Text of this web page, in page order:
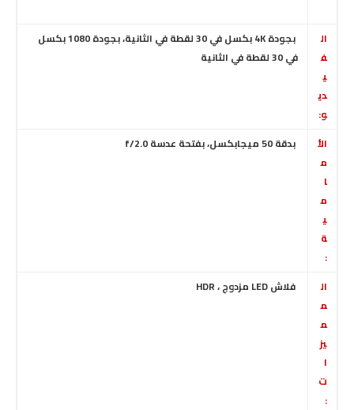
ال
ف
ي
دي
و:
بجودة 4K بكسل في 30 لقطة في الثانية ،
بجودة 1080 بكسل
في 30 لقطة في الثانية
الأ
م
ا
م
ي
ة
:
بدقة 50 ميجابكسل، بفتحة عدسة f/2.0
ال
م
م
يز
ا
ت
:
فلاش LED مزدوج ، HDR